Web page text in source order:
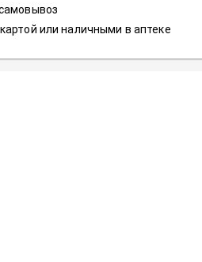
или наличными в аптеке